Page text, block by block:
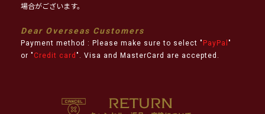
場合がございます。
Dear Overseas Customers
Payment method : Please make sure to select " PayPal "
or " Credit card ". Visa and MasterCard are accepted.